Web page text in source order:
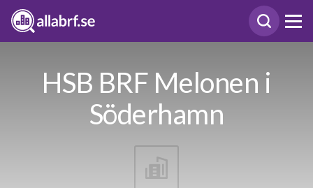
HSB BRF Melonen i
Söderhamn